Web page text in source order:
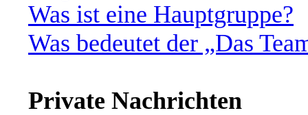
Was ist eine Hauptgruppe?
Was bedeutet der „Das
Private Nachrichten